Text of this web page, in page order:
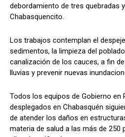
debordamiento de tres quebradas
Chabasquencito.
Los trabajos contemplan el
sedimentos, la limpieza del
canalización de los cauces, a fin
lluvias y prevenir nuevas
Todos los equipos de Gobierno en
desplegados en Chabasquén
de atender los daños en
materia de salud a las más de 250